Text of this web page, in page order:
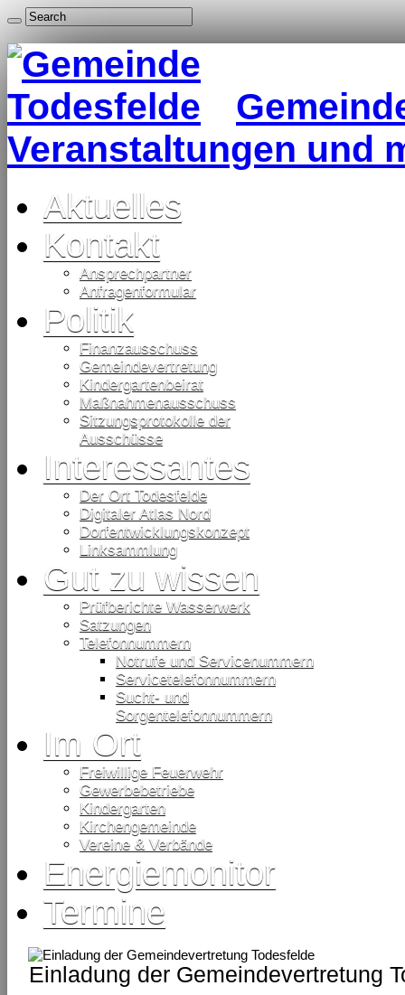
Veranstaltungen und
Aktuelles
Kontakt
Ansprechpartner
Anfragenformular
Politik
Finanzausschuss
Gemeindevertretung
Kindergartenbeirat
Maßnahmenausschuss
Sitzungsprotokolle der
Ausschüsse
Interessantes
Der Ort Todesfelde
Digitaler Atlas Nord
Dorfentwicklungskonzept
Linksammlung
Gut zu wissen
Prüfberichte Wasserwerk
Satzungen
Telefonnummern
Notrufe und Servicenummern
Servicetelefonnummern
Sucht- und
Sorgentelefonnummern
Im Ort
Freiwillige Feuerwehr
Gewerbebetriebe
Kindergarten
Kirchengemeinde
Vereine & Verbände
Energiemonitor
Termine
Einladung der Gemeindevertretung